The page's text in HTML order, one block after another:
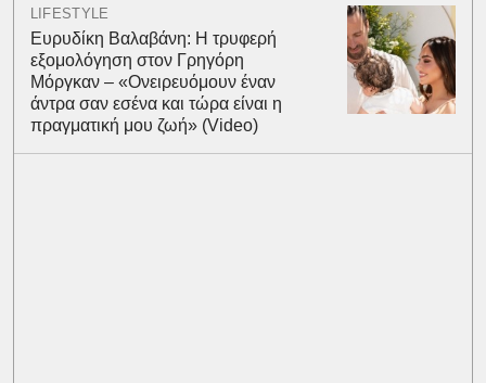
LIFESTYLE
Ευρυδίκη Βαλαβάνη: Η τρυφερή
εξομολόγηση στον Γρηγόρη
Μόργκαν – «Ονειρευόμουν έναν
άντρα σαν εσένα και τώρα είναι η
πραγματική μου ζωή» (Video)